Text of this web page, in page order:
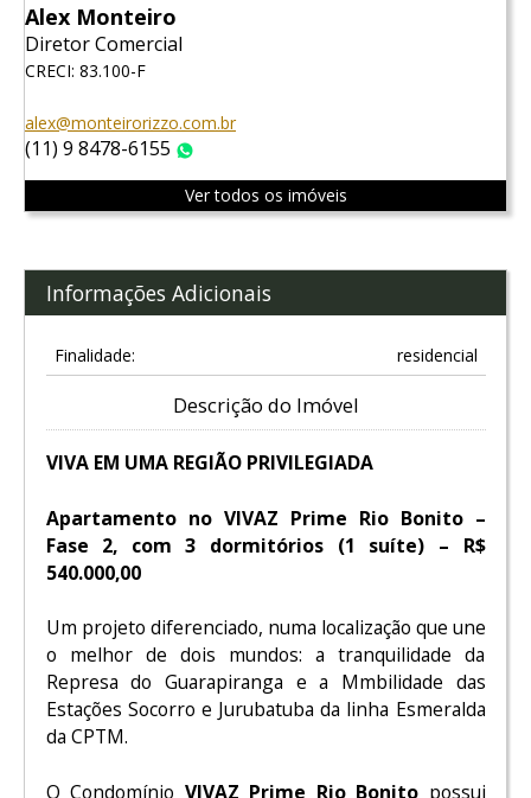
Alex Monteiro
Diretor Comercial
CRECI: 83.100-F
alex@monteirorizzo.com.br
(11) 9 8478-6155
Ver todos os imóveis
Informações Adicionais
Finalidade: residencial
Descrição do Imóvel
VIVA EM UMA REGIÃO PRIVILEGIADA
Apartamento no VIVAZ Prime Rio Bonito –
Fase 2, com 3 dormitórios (1 suíte) – R$
540.000,00
Um projeto diferenciado, numa localização que une
o melhor de dois mundos: a tranquilidade da
Represa do Guarapiranga e a Mmbilidade das
Estações Socorro e Jurubatuba da linha Esmeralda
da CPTM.
O Condomínio VIVAZ Prime Rio Bonito possui